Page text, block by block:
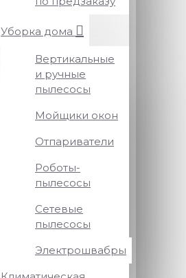
Уборка дома
Вертикальные
и ручные
пылесосы
Мойщики окон
Отпариватели
Роботы-
пылесосы
Сетевые
пылесосы
Электрошвабры